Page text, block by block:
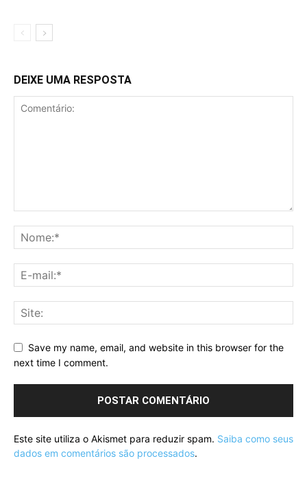
DEIXE UMA RESPOSTA
Save my name, email, and website in this browser for the
next time I comment.
Este site utiliza o Akismet para reduzir spam. Saiba como seus
dados em comentários são processados.